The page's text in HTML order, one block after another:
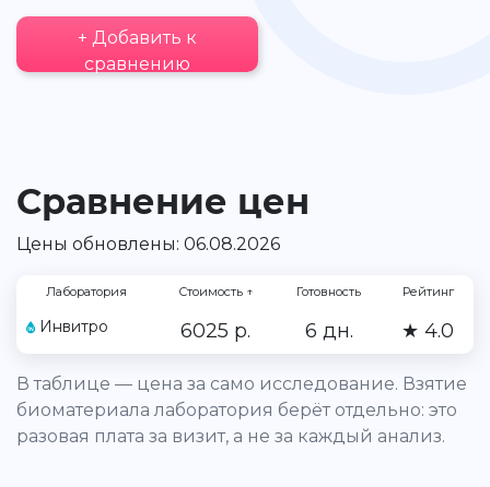
+ Добавить к
сравнению
Сравнение цен
Цены обновлены: 06.08.2026
Лаборатория Стоимость ↑ Готовность Рейтинг
Инвитро 6025 р. 6 дн. ★ 4.0
В таблице — цена за само исследование. Взятие
биоматериала лаборатория берёт отдельно: это
разовая плата за визит, а не за каждый анализ.